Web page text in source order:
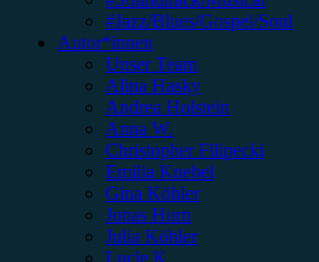
#Jazz/Blues/Gospel/Soul
Autor*innen
Unser Team
Alina Hasky
Andrea Holstein
Anna W.
Christopher Filipecki
Emilia Knebel
Gina Köhler
Jonas Horn
Julia Köhler